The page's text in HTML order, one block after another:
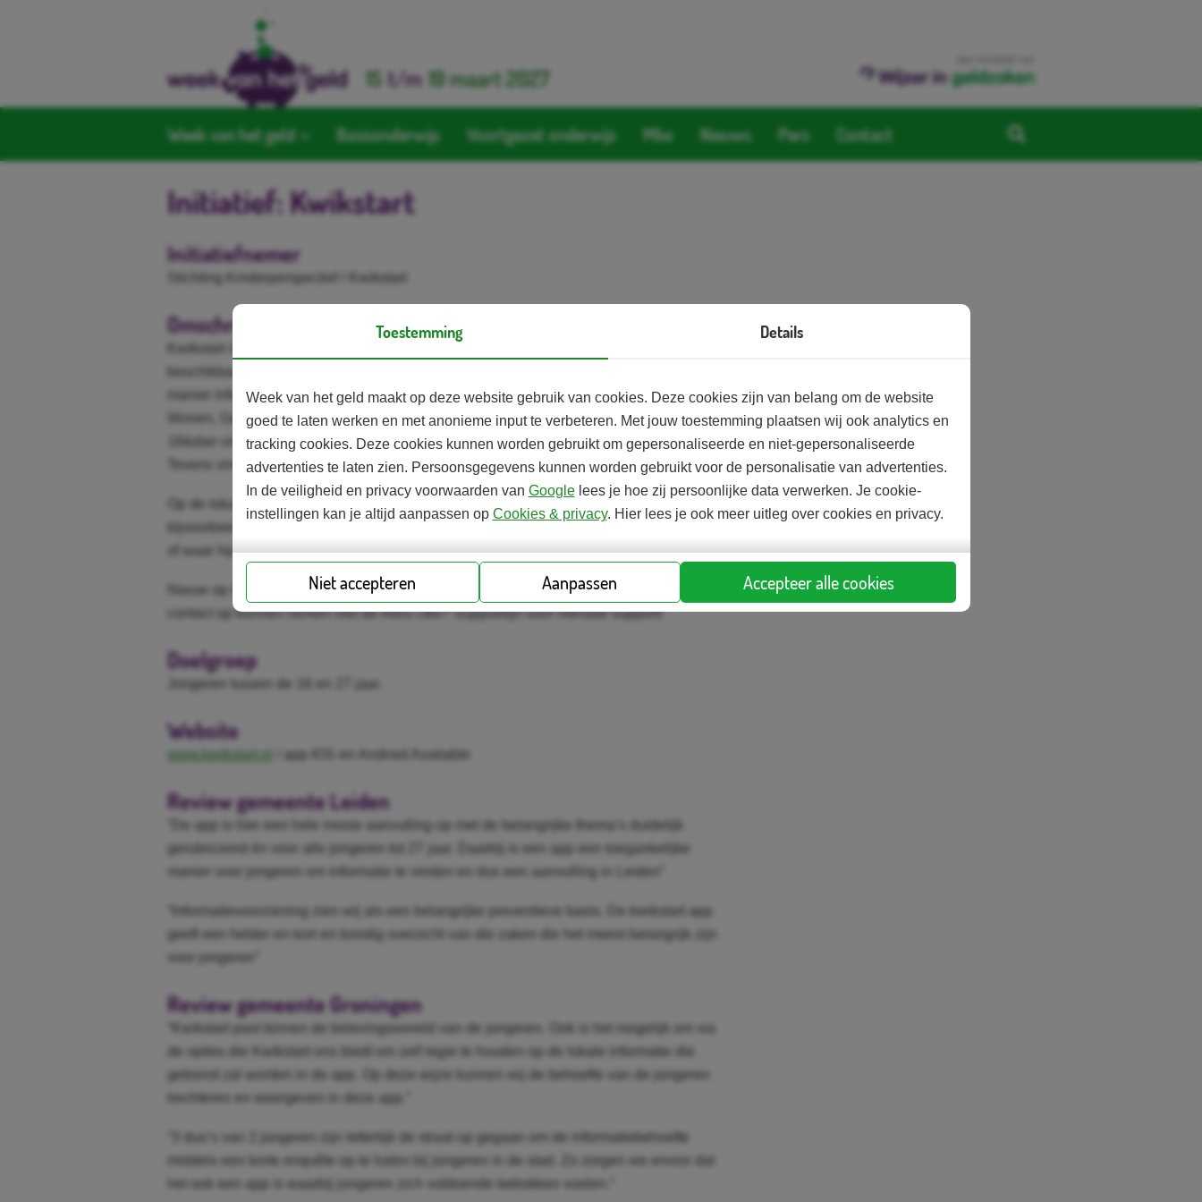
15 t/m 19 maart 2027
Week van het geld Basisonderwijs Voortgezet onderwijs Mbo Nieuws Pers Contact
Initiatief: Kwikstart
Initiatiefnemer
Stichting Kinderperspectief / Kwikstart
Omschrijving
Kwikstart is een app en een website waarop landelijke en lokale informatie voor jongeren
beschikbaar wordt gesteld. Jongeren kunnen op een makkelijke en overzichtelijke
manier informatie vinden over allerlei Landelijke én lokale regelzaken. Onder de tegels
Wonen, Geldzaken, School, Werk, Gezondheid&Hulp, Rechten&Plichten, Verzekeren en
18&dan vinden jongeren ruim 130 artikelen en 8 animatie filmpjes op A2/B1 niveau.
Tevens vinden gebruikers op de app een interactieve checklist.
bijvoorbeeld een urgentie verklaring aanvraagt, een lokale bijstandsuitkering kan regelen
of waar hij/zij terecht kan met vragen.
Nieuw op Kwikstart is dat jongeren dagelijks tussen 14:00 en 22:00 uur via de app
contact op kunnen nemen met de Alles Oké? Supportlijn voor mentale support!
Doelgroep
Jongeren tussen de 16 en 27 jaar.
Website
www.kwikstart.nl / app IOS en Android Available
Review gemeente Leiden
“De app is hier een hele mooie aanvulling op met de belangrijke thema’s duidelijk
gerubriceerd én voor alle jongeren tot 27 jaar. Daarbij is een app een toegankelijke
manier voor jongeren om informatie te vinden en dus een aanvulling in Leiden”
“Informatievoorziening zien wij als een belangrijke preventieve basis. De kwikstart app
geeft een helder en kort en bondig overzicht van die zaken die het meest belangrijk zijn
voor jongeren”
Review gemeente Groningen
“Kwikstart past binnen de belevingswereld van de jongeren. Ook is het mogelijk om via
de opties die Kwikstart ons biedt om zelf regie te houden op de lokale informatie die
getoond zal worden in de app. Op deze wijze kunnen wij de behoefte van de jongeren
trechteren en weergeven in deze app.”
“3 duo’s van 2 jongeren zijn letterlijk de straat op gegaan om de informatiebehoefte
middels een korte enquête op te halen bij jongeren in de stad. Zo zorgen we ervoor dat
het ook een app is waarbij jongeren zich voldoende betrokken voelen.“
Toestemming Details
Week van het geld maakt op deze website gebruik van cookies. Deze cookies zijn van belang om de website
goed te laten werken en met anonieme input te verbeteren. Met jouw toestemming plaatsen wij ook analytics en
tracking cookies. Deze cookies kunnen worden gebruikt om gepersonaliseerde en niet-gepersonaliseerde
advertenties te laten zien. Persoonsgegevens kunnen worden gebruikt voor de personalisatie van advertenties.
In de veiligheid en privacy voorwaarden van Googlelees je hoe zij persoonlijke data verwerken. Je cookie-
instellingen kan je altijd aanpassen op Cookies & privacy. Hier lees je ook meer uitleg over cookies en privacy.
Niet accepteren Aanpassen Accepteer alle cookies